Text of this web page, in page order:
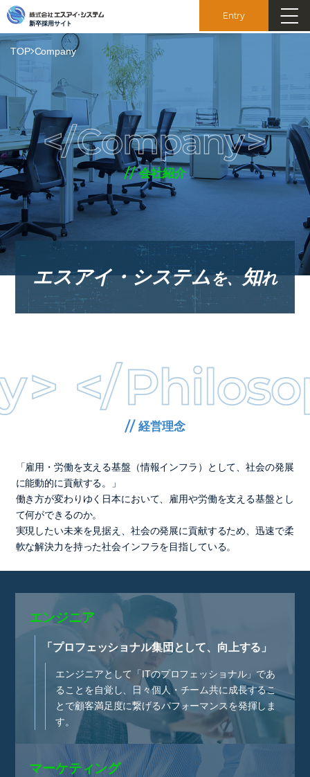
新卒採用サイト
Entry
TOP Company
会社紹介
エスアイ・システムを、知れ
経営理念
「雇用・労働を支える基盤（情報インフラ）として、社会の発展
に能動的に貢献する。」
働き方が変わりゆく日本において、雇用や労働を支える基盤とし
て何ができるのか。
実現したい未来を見据え、社会の発展に貢献するため、迅速で柔
軟な解決力を持った社会インフラを目指している。
エンジニア
「プロフェッショナル集団として、向上する」
エンジニアとして「ITのプロフェッショナル」であ
ることを自覚し、日々個人・チーム共に成長するこ
とで顧客満足度に繋げるパフォーマンスを発揮しま
す。
マーケティング